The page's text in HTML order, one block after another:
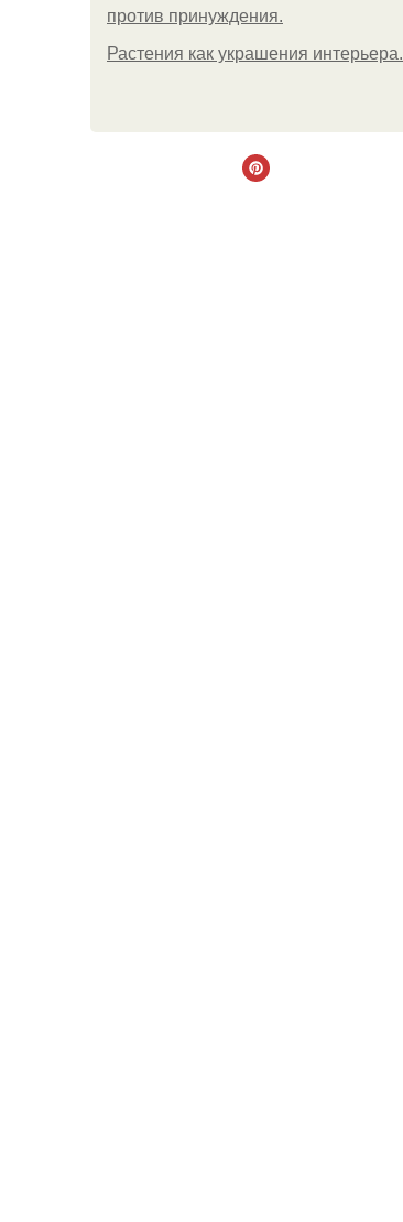
против принуждения.
Растения как украшения интерьера.